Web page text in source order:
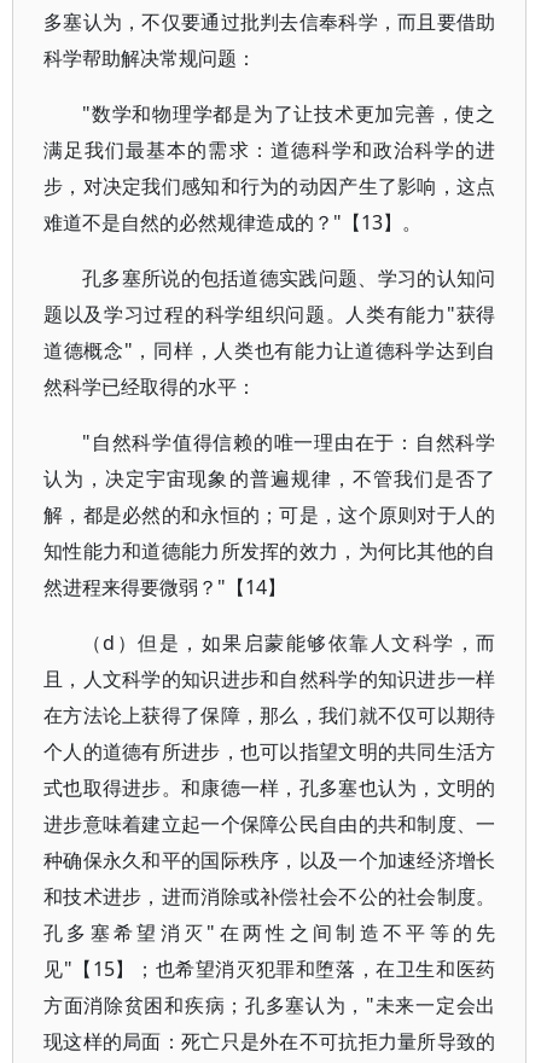
多塞认为，不仅要通过批判去信奉科学，而且要借助
科学帮助解决常规问题：
"数学和物理学都是为了让技术更加完善，使之
满足我们最基本的需求：道德科学和政治科学的进
步，对决定我们感知和行为的动因产生了影响，这点
难道不是自然的必然规律造成的？"【13】。
孔多塞所说的包括道德实践问题、学习的认知问
题以及学习过程的科学组织问题。人类有能力"获得
道德概念"，同样，人类也有能力让道德科学达到自
然科学已经取得的水平：
"自然科学值得信赖的唯一理由在于：自然科学
认为，决定宇宙现象的普遍规律，不管我们是否了
解，都是必然的和永恒的；可是，这个原则对于人的
知性能力和道德能力所发挥的效力，为何比其他的自
然进程来得要微弱？"【14】
（d）但是，如果启蒙能够依靠人文科学，而
且，人文科学的知识进步和自然科学的知识进步一样
在方法论上获得了保障，那么，我们就不仅可以期待
个人的道德有所进步，也可以指望文明的共同生活方
式也取得进步。和康德一样，孔多塞也认为，文明的
进步意味着建立起一个保障公民自由的共和制度、一
种确保永久和平的国际秩序，以及一个加速经济增长
和技术进步，进而消除或补偿社会不公的社会制度。
孔多塞希望消灭"在两性之间制造不平等的先
见"【15】；也希望消灭犯罪和堕落，在卫生和医药
方面消除贫困和疾病；孔多塞认为，"未来一定会出
现这样的局面：死亡只是外在不可抗拒力量所导致的